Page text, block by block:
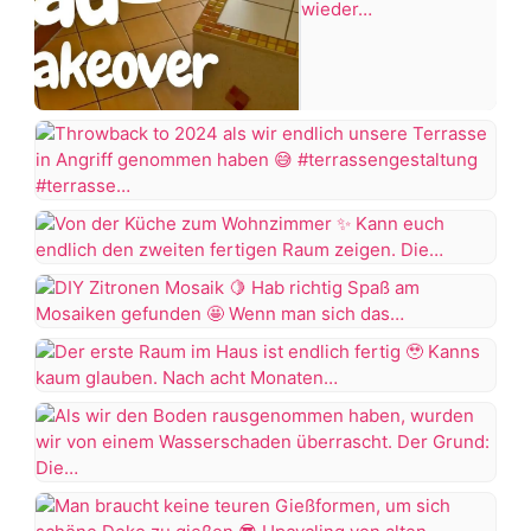
Ich
dachte
das
Projekt
Badezimmer
wäre
abgeschlossen,
aber
es
aussieht
muss
die
Wanne
rausgerissen
Throwback
2024
als
wir
endlich
unsere
Terrasse
in
Angriff
genommen
haben
Von
der
Küche
zum
Wohnzimmer
Kann
euch
den
DIY
Zitronen
Mosaik
Hab
richtig
Spaß
am
Der
erste
Raum
Haus
Als
wir